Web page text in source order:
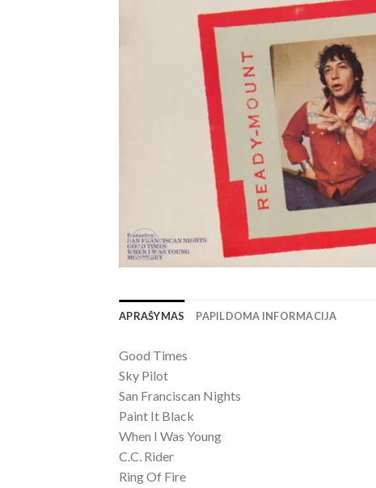
APRAŠYMAS PAPILDOMA INFORMACIJA
Good Times
Sky Pilot
San Franciscan Nights
Paint It Black
When I Was Young
C.C. Rider
Ring Of Fire